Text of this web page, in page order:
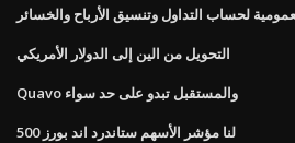
لحساب التداول وتنسيق الأرباح والخسائر
التحويل من الين إلى الدولار الأمريكي
Quavo والمستقبل تبدو على حد سواء
لنا مؤشر الأسهم ستاندرد اند بورز 500